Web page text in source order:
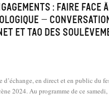
: faire face à
–
et Tao des
d’échange, en direct et en public du
2024. Au programme de ce